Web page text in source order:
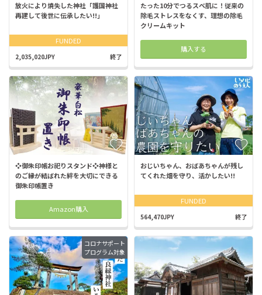
放火により焼失した神社「護国神社
再建して後世に伝承したい!!」
FUNDED
2,035,020JPY 終了
たった10分でつるスベ肌に！従来の
除毛ストレスをなくす、理想の除毛
クリームキット
購入する
❖御朱印帳お祀りスタンド❖神様と
のご縁が結ばれた絆を大切にできる
御朱印帳置き
Amazon購入
おじいちゃん、おばあちゃんが残し
てくれた畑を守り、活かしたい!!
FUNDED
564,470JPY 終了
コロナサポート
プログラム対象